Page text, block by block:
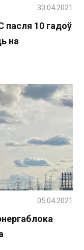
пасля 10 гадоў
на
30.04.2021
05.04.2021